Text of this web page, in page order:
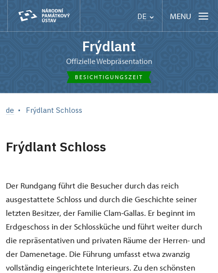
DE MENU
Frýdlant
offizielle Webpräsentation
BESICHTIGUNGSZEIT
de Frýdlant Schloss
Frýdlant Schloss
Der Rundgang führt die Besucher durch das reich
ausgestattete Schloss und durch die Geschichte seiner
letzten Besitzer, der Familie Clam-Gallas. Er beginnt im
Erdgeschoss in der Schlossküche und führt weiter durch
die repräsentativen und privaten Räume der Herren- und
der Damenetage. Die Führung umfasst etwa zwanzig
vollständig eingerichtete Interieurs. Zu den schönsten